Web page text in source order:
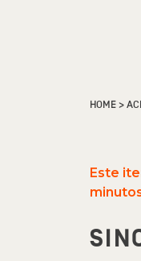
HOME>
Este